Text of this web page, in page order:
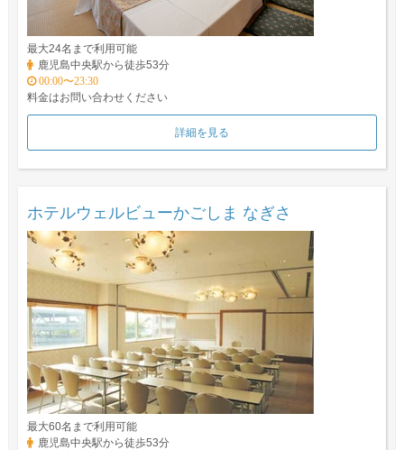
最大24名まで利用可能
鹿児島中央駅から徒歩53分
00:00〜23:30
料金はお問い合わせください
詳細を見る
ホテルウェルビューかごしま なぎさ
最大60名まで利用可能
鹿児島中央駅から徒歩53分